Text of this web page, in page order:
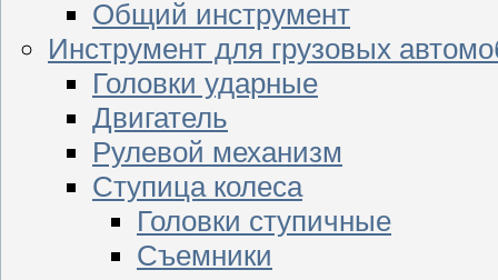
Общий инструмент
Инструмент для грузовых
Головки ударные
Двигатель
Рулевой механизм
Ступица колеса
Головки ступичные
Съемники